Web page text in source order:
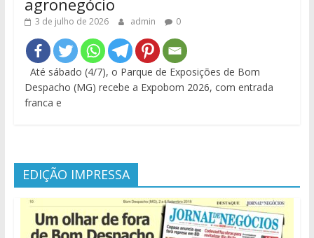
3 de julho de 2026 admin 0
Até sábado (4/7), o Parque de Exposições de Bom
Despacho (MG) recebe a Expobom 2026, com entrada
franca e
EDIÇÃO IMPRESSA